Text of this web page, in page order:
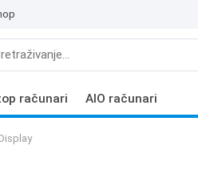
računari AIO računari